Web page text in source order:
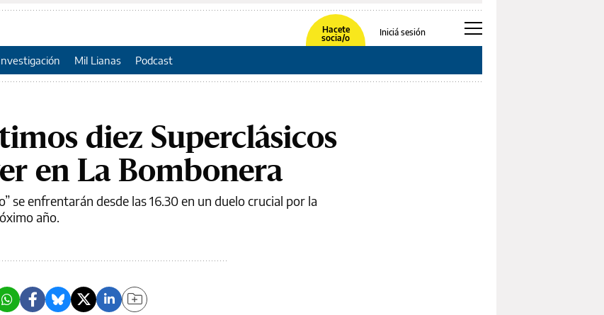
Hacete
socia/o
Iniciá sesión
Mil Lianas Podcast
diez Superclásicos
en La Bombonera
se enfrentarán desde las 16.30 en un duelo crucial por la
año.